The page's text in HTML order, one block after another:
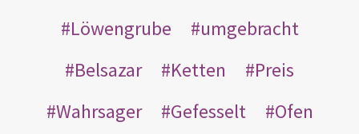
Löwengrube
umgebracht
Belsazar
Ketten
Preis
Wahrsager
Gefesselt
Ofen